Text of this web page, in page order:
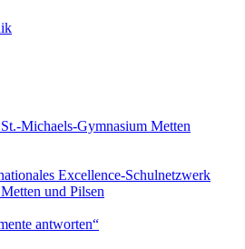
Michaels-Gymnasium Metten
Excellence-Schulnetzwerk
und Pilsen
antworten“